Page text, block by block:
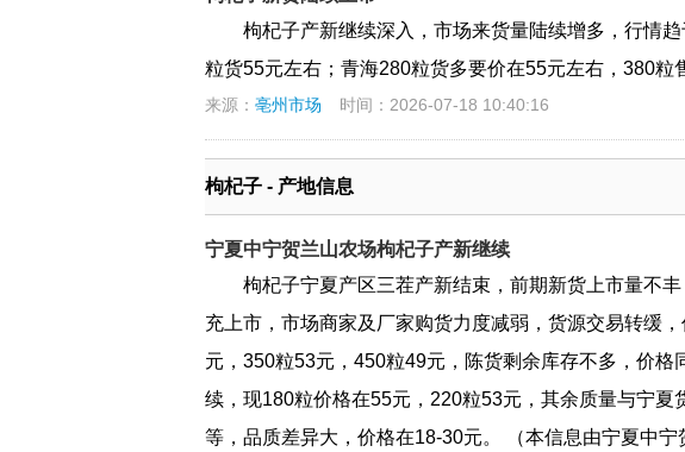
枸杞子产新继续深入，市场来货量陆续增多，行情
粒货55元左右；青海280粒货多要价在55元左右，380粒
来源： 亳州市场 时间：2026-07-18 10:40:16
枸杞子 - 产地信息
宁夏中宁贺兰山农场枸杞子产新继续
枸杞子宁夏产区三茬产新结束，前期新货上市量不
充上市，市场商家及厂家购货力度减弱，货源交易转缓
元，350粒53元，450粒49元，陈货剩余库存不多，价
续，现180粒价格在55元，220粒53元，其余质量与宁
等，品质差异大，价格在18-30元。 （本信息由宁夏中宁